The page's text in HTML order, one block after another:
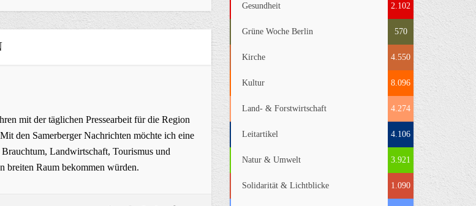
mit der täglichen Pressearbeit für die Region
den Samerberger Nachrichten möchte ich eine
Landwirtschaft, Tourismus und
breiten Raum bekommen würden.
Gesundheit 2.102
Grüne Woche Berlin 570
Kirche 4.550
Kultur 8.096
Land- & Forstwirtschaft 4.274
Leitartikel 4.106
Natur & Umwelt 3.921
Solidarität & Lichtblicke 1.090